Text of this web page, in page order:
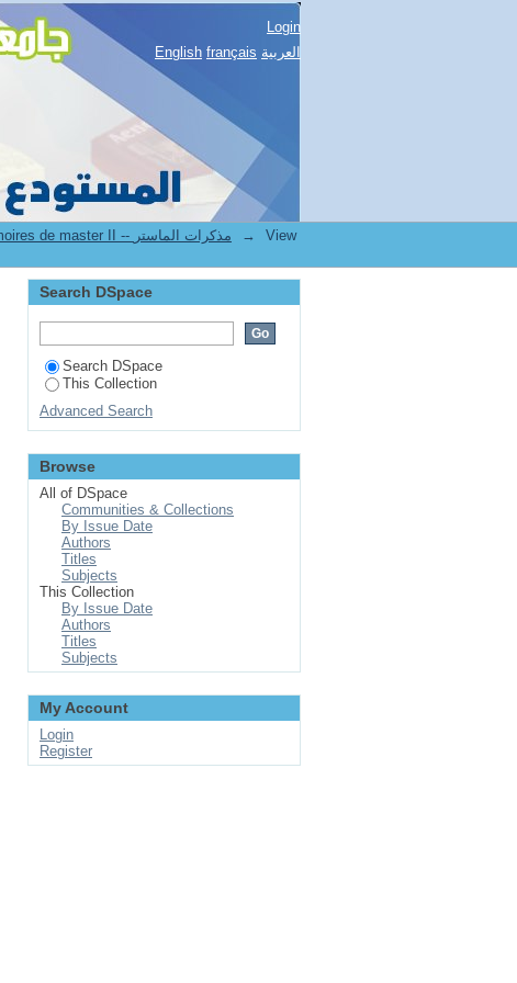
Login
English français العربية
2.[FSSH] Mémoires de master II -- مذكرات الماستر →
View
Search DSpace
Search DSpace
This Collection
Advanced Search
Browse
All of DSpace
Communities & Collections
By Issue Date
Authors
Titles
Subjects
This Collection
By Issue Date
Authors
Titles
Subjects
My Account
Login
Register